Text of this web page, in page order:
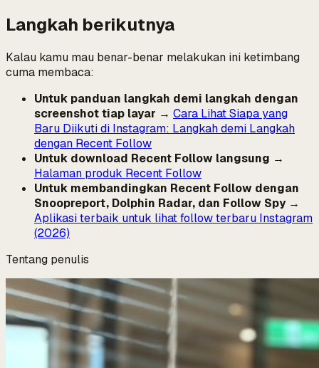
Langkah berikutnya
Kalau kamu mau benar-benar melakukan ini ketimbang
cuma membaca:
Untuk panduan langkah demi langkah dengan
screenshot tiap layar → Cara Lihat Siapa yang
Baru Diikuti di Instagram: Langkah demi Langkah
dengan Recent Follow
Untuk download Recent Follow langsung →
Halaman produk Recent Follow
Untuk membandingkan Recent Follow dengan
Snoopreport, Dolphin Radar, dan Follow Spy→
Aplikasi terbaik untuk lihat follow terbaru Instagram
(2026)
Tentang penulis